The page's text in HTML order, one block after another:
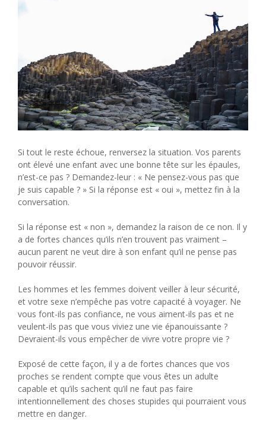
Si tout le reste échoue, renversez la situation. Vos parents
ont élevé une enfant avec une bonne tête sur les épaules,
n’est-ce pas ? Demandez-leur : « Ne pensez-vous pas que
je suis capable ? » Si la réponse est « oui », mettez fin à la
conversation.
Si la réponse est « non », demandez la raison de ce non. Il y
a de fortes chances qu’ils n’en trouvent pas vraiment – ​​
aucun parent ne veut dire à son enfant qu’il ne pense pas
pouvoir réussir.
Les hommes et les femmes doivent veiller à leur sécurité,
et votre sexe n’empêche pas votre capacité à voyager. Ne
vous font-ils pas confiance, ne vous aiment-ils pas et ne
veulent-ils pas que vous viviez une vie épanouissante ?
Devraient-ils vous empêcher de vivre votre propre vie ?
Exposé de cette façon, il y a de fortes chances que vos
proches se rendent compte que vous êtes un adulte
capable et qu’ils sachent qu’il ne faut pas faire
intentionnellement des choses stupides qui pourraient vous
mettre en danger.